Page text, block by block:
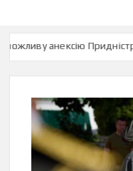
анексію